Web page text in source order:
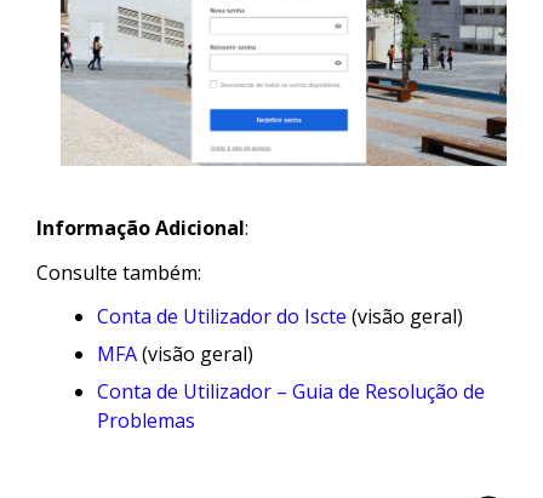
Informação Adicional:
Consulte também:
Conta de Utilizador do Iscte (visão geral)
MFA(visão geral)
Conta de Utilizador – Guia de Resolução de
Problemas